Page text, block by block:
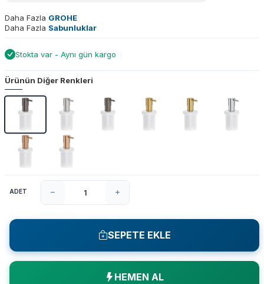
Daha Fazla GROHE
Daha Fazla Sabunluklar
Stokta var - Aynı gün kargo
Ürünün Diğer Renkleri
ADET
SEPETE EKLE
HEMEN AL